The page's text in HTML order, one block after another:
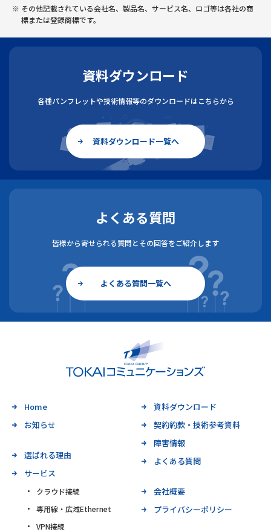
その他記載されている会社名、製品名、サービス名、ロゴ等は各社の商
標または登録商標です。
資料ダウンロード
各種パンフレットや技術情報等のダウンロードはこちらから
資料ダウンロード一覧へ
よくある質問
皆様から寄せられる質問とその回答をご紹介します
よくある質問一覧へ
Home
お知らせ
選ばれる理由
サービス
クラウド接続
専用線・広域Ethernet
VPN接続
資料ダウンロード
契約約款・技術参考資料
障害情報
よくある質問
会社概要
プライバシーポリシー